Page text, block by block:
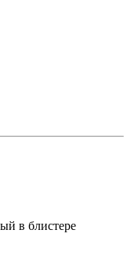
в блистере